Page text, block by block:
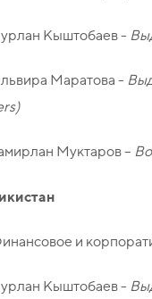
Кыштобаев -
Маратова -
Муктаров –
и
Кыштобаев -